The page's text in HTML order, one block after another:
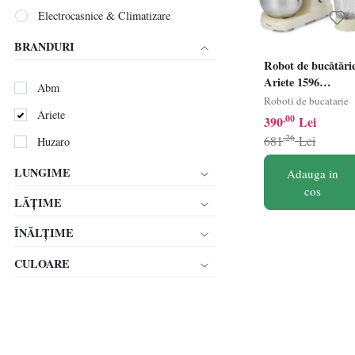
Electrocasnice & Climatizare
BRANDURI
Abm
Ariete
Huzaro
LUNGIME
LĂȚIME
ÎNĂLȚIME
CULOARE
Robot de
Ariete 1596
Pastamatic
Gourmet 1950
Edition, sistem de
amestecare
Roboti de bucatarie
390,00 Lei
681,26 Lei
Adauga in
cos